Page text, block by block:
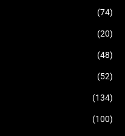
(74)
(20)
(48)
(52)
(134)
(100)